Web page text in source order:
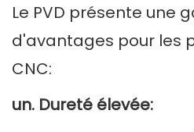
Le PVD présente une
d'avantages pour les
CNC:
un. Dureté élevée: